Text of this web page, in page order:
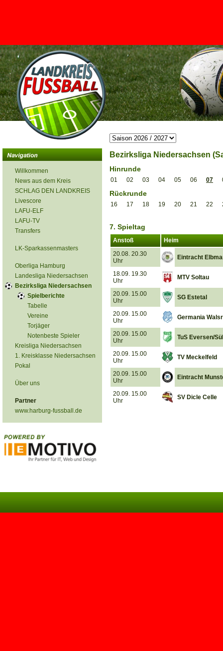
<
Willkommen
News aus dem Kreis
SCHLAG DEN LANDKREIS
Livescore
LAFU-ELF
LAFU-TV
Transfers
LK-Sparkassenmasters
Oberliga Hamburg
Landesliga Niedersachsen
Bezirksliga Niedersachsen
Spielberichte
Tabelle
Vereine
Torjäger
Notenbeste Spieler
Kreisliga Niedersachsen
1. Kreisklasse Niedersachsen
Pokal
Über uns
Partner
www.harburg-fussball.de
Bezirksliga Niedersachsen
Hinrunde
01 02 03 04 05 06 07
Rückrunde
16 17 18 19 20 21 22
7. Spieltag
Anstoß
Heim
20.08. 20.30
Uhr
Eintracht
18.09. 19.30
Uhr
MTV Soltau
20.09. 15.00
Uhr
SG Estetal
20.09. 15.00
Uhr
Germania
20.09. 15.00
Uhr
TuS Eversen/
20.09. 15.00
Uhr
TV Meckelfeld
20.09. 15.00
Uhr
Eintracht
20.09. 15.00
Uhr
SV Dicle Celle